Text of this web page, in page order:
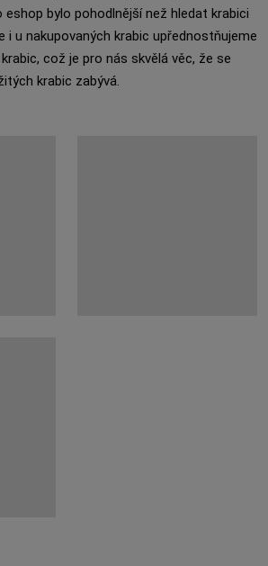
bylo pohodlnější než hledat krabici
i u nakupovaných krabic upřednostňujeme
což je pro nás skvělá věc, že se
krabic zabývá.